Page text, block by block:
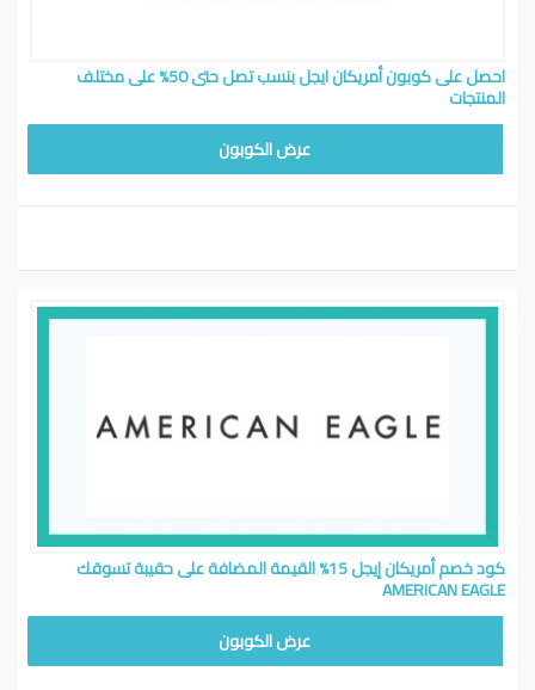
احصل على كوبون أمريكان ايجل بنسب تصل حتى 50% على مختلف
المنتجات
عرض الكوبون
كود خصم أمريكان إيجل 15% القيمة المضافة على حقيبة تسوقك
AMERICAN EAGLE
عرض الكوبون